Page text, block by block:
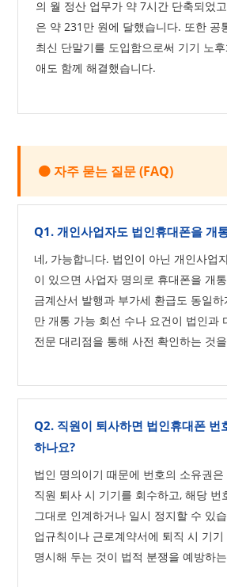
의 월 정산 업무가 약 7시간 단축되었
은 약 231만 원에 달했습니다. 또한 공
최신 단말기를 도입함으로써 기기 노
애도 함께 해결했습니다.
🟠 자주 묻는 질문 (FAQ)
Q1. 개인사업자도 법인휴대폰을 개
네, 가능합니다. 법인이 아닌 개인사업
이 있으면 사업자 명의로 휴대폰을 개
금계산서 발행과 부가세 환급도 동일
만 개통 가능 회선 수나 요건이 법인과
전문 대리점을 통해 사전 확인하는 것
Q2. 직원이 퇴사하면 법인휴대폰 번
하나요?
법인 명의이기 때문에 번호의 소유권
직원 퇴사 시 기기를 회수하고, 해당 번
그대로 인계하거나 일시 정지할 수 있
업규칙이나 근로계약서에 퇴직 시 기
명시해 두는 것이 법적 분쟁을 예방하